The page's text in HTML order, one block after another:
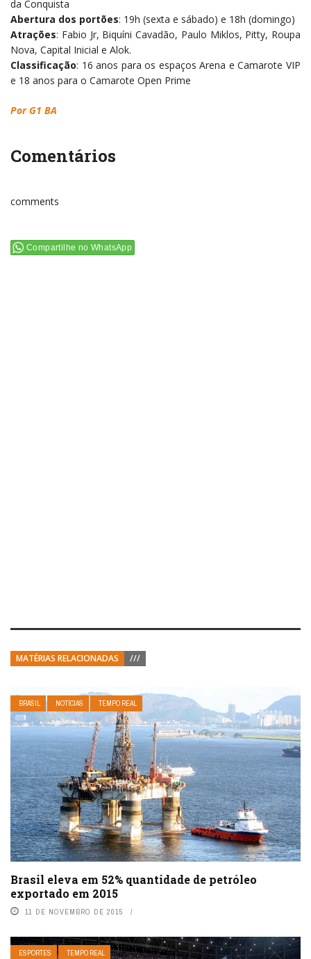
da Conquista
Abertura dos portões: 19h (sexta e sábado) e 18h (domingo)
Atrações: Fabio Jr, Biquíni Cavadão, Paulo Miklos, Pitty, Roupa
Nova, Capital Inicial e Alok.
Classificação: 16 anos para os espaços Arena e Camarote VIP
e 18 anos para o Camarote Open Prime
Por G1 BA
Comentários
comments
Compartilhe no WhatsApp
MATÉRIAS RELACIONADAS ///
BRASIL NOTÍCIAS TEMPO REAL
Brasil eleva em 52% quantidade de petróleo
exportado em 2015
11 DE NOVEMBRO DE 2015
ESPORTES TEMPO REAL